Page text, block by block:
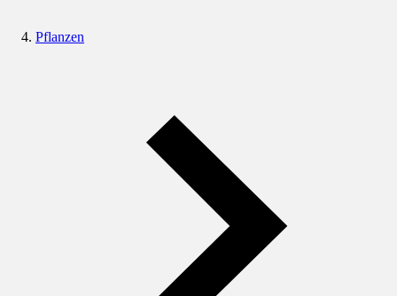
Pflanzen